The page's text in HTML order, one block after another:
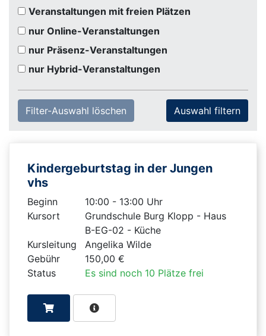
Veranstaltungen mit freien Plätzen
nur Online-Veranstaltungen
nur Präsenz-Veranstaltungen
nur Hybrid-Veranstaltungen
Filter-Auswahl löschen
Kindergeburtstag in der Jungen
vhs
Beginn
10:00 - 13:00 Uhr
Kursort
Grundschule Burg Klopp - Haus
B-EG-02 - Küche
Kursleitung
Angelika Wilde
Gebühr
150,00 €
Status
Es sind noch 10 Plätze frei